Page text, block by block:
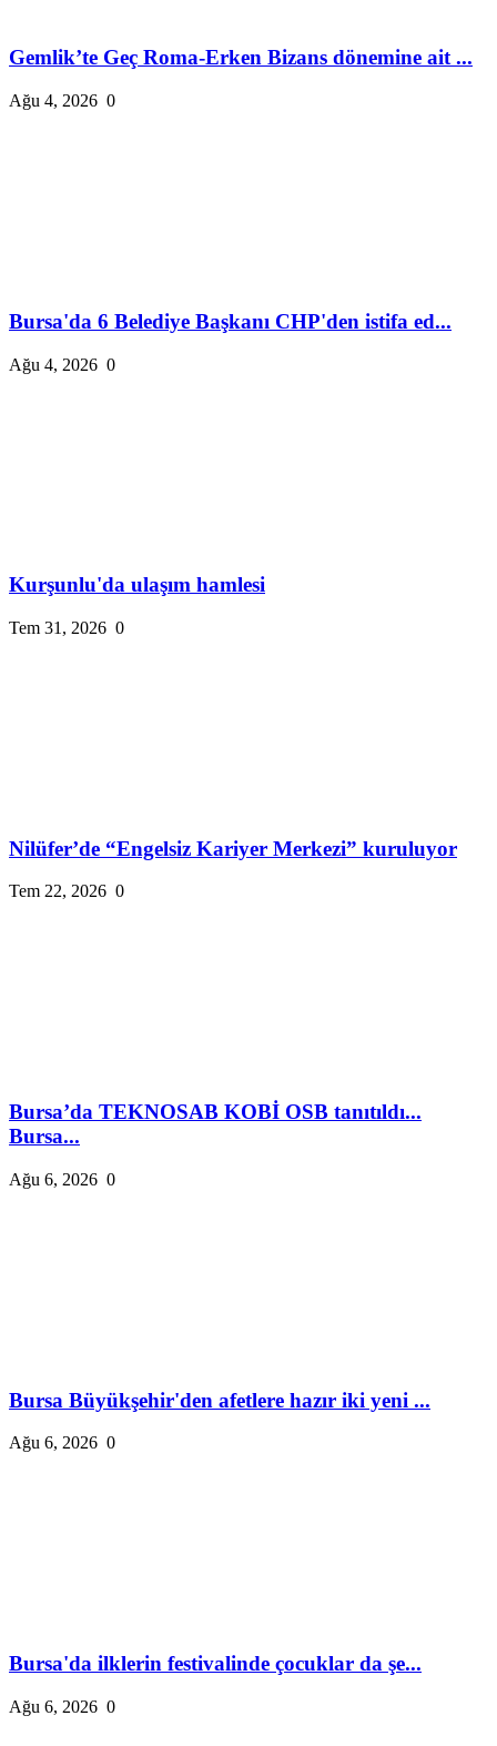
Gemlik’te Geç Roma-Erken Bizans dönemine ait ...
Ağu 4, 2026 0
Bursa'da 6 Belediye Başkanı CHP'den istifa ed...
Ağu 4, 2026 0
Kurşunlu'da ulaşım hamlesi
Tem 31, 2026 0
Nilüfer’de “Engelsiz Kariyer Merkezi” kuruluyor
Tem 22, 2026 0
Bursa’da TEKNOSAB KOBİ OSB tanıtıldı...
Bursa...
Ağu 6, 2026 0
Bursa Büyükşehir'den afetlere hazır iki yeni ...
Ağu 6, 2026 0
Bursa'da ilklerin festivalinde çocuklar da şe...
Ağu 6, 2026 0